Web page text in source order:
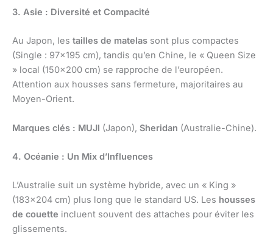
3. Asie : Diversité et Compacité
Au Japon, les tailles de matelas sont plus compactes
(Single : 97×195 cm), tandis qu’en Chine, le « Queen Size
» local (150×200 cm) se rapproche de l’européen.
Attention aux housses sans fermeture, majoritaires au
Moyen-Orient.
Marques clés : MUJI (Japon), Sheridan (Australie-Chine).
4. Océanie : Un Mix d’Influences
L’Australie suit un système hybride, avec un « King »
(183×204 cm) plus long que le standard US. Les housses
de couette incluent souvent des attaches pour éviter les
glissements.